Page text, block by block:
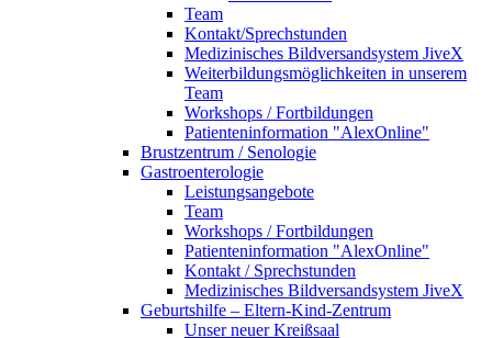
Team
Kontakt/Sprechstunden
Medizinisches Bildversandsystem JiveX
Weiterbildungsmöglichkeiten in unserem
Team
Workshops / Fortbildungen
Patienteninformation "AlexOnline"
Brustzentrum / Senologie
Gastroenterologie
Leistungsangebote
Team
Workshops / Fortbildungen
Patienteninformation "AlexOnline"
Kontakt / Sprechstunden
Medizinisches Bildversandsystem JiveX
Geburtshilfe – Eltern-Kind-Zentrum
Unser neuer Kreißsaal